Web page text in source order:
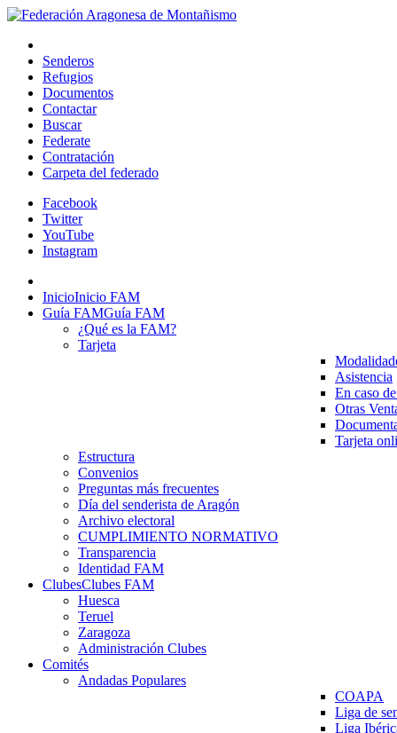
Senderos
Refugios
Documentos
Contactar
Buscar
Federate
Contratación
Carpeta del federado
Facebook
Twitter
YouTube
Instagram
InicioInicio FAM
Guía FAMGuía FAM
¿Qué es la FAM?
Tarjeta
Asistencia
En caso
Otras
Tarjeta
Estructura
Convenios
Preguntas más frecuentes
Día del senderista de Aragón
Archivo electoral
CUMPLIMIENTO NORMATIVO
Transparencia
Identidad FAM
ClubesClubes FAM
Huesca
Teruel
Zaragoza
Administración Clubes
Comités
Andadas Populares
COAPA
Liga de
Liga